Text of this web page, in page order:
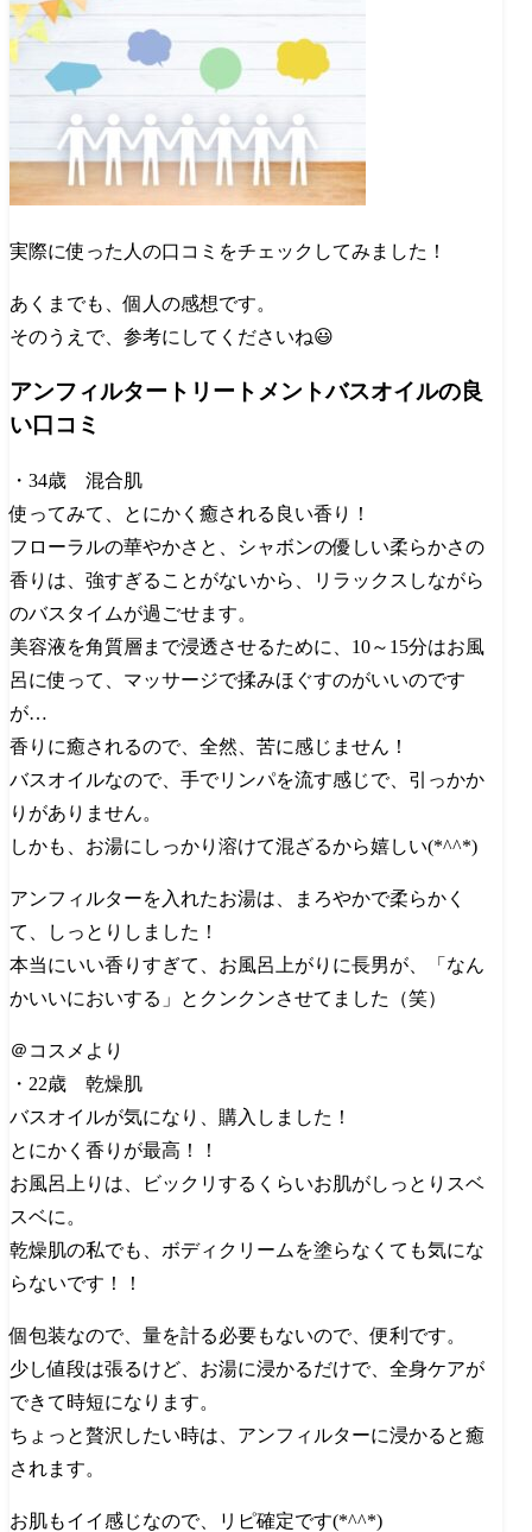
実際に使った人の口コミをチェックしてみました！
あくまでも、個人の感想です。
そのうえで、参考にしてくださいね😃
アンフィルタートリートメントバスオイルの良
い口コミ
・34歳 混合肌
使ってみて、とにかく癒される良い香り！
フローラルの華やかさと、シャボンの優しい柔らかさの
香りは、強すぎることがないから、リラックスしながら
のバスタイムが過ごせます。
美容液を角質層まで浸透させるために、10～15分はお風
呂に使って、マッサージで揉みほぐすのがいいのです
が…
香りに癒されるので、全然、苦に感じません！
バスオイルなので、手でリンパを流す感じで、引っかか
りがありません。
しかも、お湯にしっかり溶けて混ざるから嬉しい(*^^*)
アンフィルターを入れたお湯は、まろやかで柔らかく
て、しっとりしました！
本当にいい香りすぎて、お風呂上がりに長男が、「なん
かいいにおいする」とクンクンさせてました（笑）
＠コスメより
・22歳 乾燥肌
バスオイルが気になり、購入しました！
とにかく香りが最高！！
お風呂上りは、ビックリするくらいお肌がしっとりスベ
スベに。
乾燥肌の私でも、ボディクリームを塗らなくても気にな
らないです！！
個包装なので、量を計る必要もないので、便利です。
少し値段は張るけど、お湯に浸かるだけで、全身ケアが
できて時短になります。
ちょっと贅沢したい時は、アンフィルターに浸かると癒
されます。
お肌もイイ感じなので、リピ確定です(*^^*)